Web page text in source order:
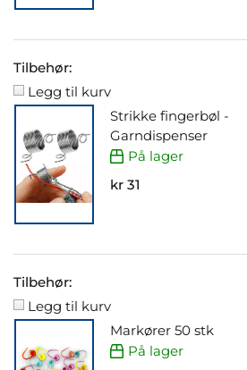
Tilbehør:
Legg til kurv
Strikke fingerbøl -
Garndispenser
På lager
kr 31
Tilbehør:
Legg til kurv
Markører 50 stk
På lager